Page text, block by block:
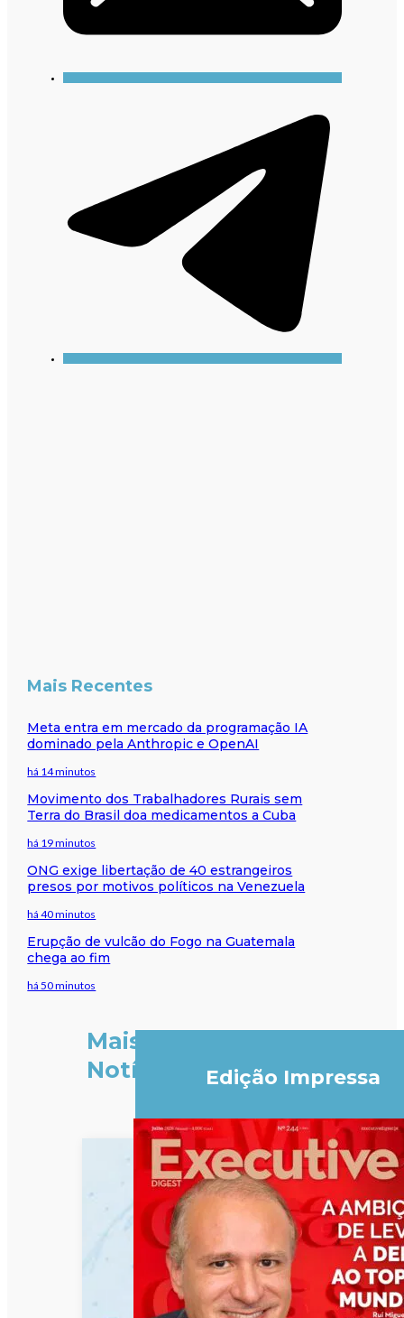
Mais Recentes
Meta entra em mercado da programação IA
dominado pela Anthropic e OpenAI
há 14 minutos
Movimento dos Trabalhadores Rurais sem
Terra do Brasil doa medicamentos a Cuba
há 19 minutos
ONG exige libertação de 40 estrangeiros
presos por motivos políticos na Venezuela
há 40 minutos
Erupção de vulcão do Fogo na Guatemala
chega ao fim
há 50 minutos
Mais
Notícias
Edição Impressa